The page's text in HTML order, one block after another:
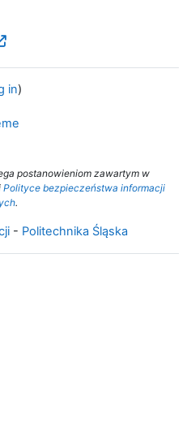
in)
postanowieniom zawartym w
Polityce bezpieczeństwa informacji
.
- Politechnika Śląska